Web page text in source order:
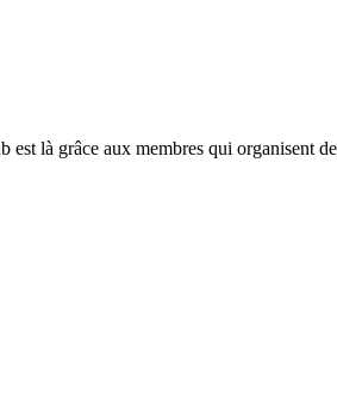
là grâce aux membres qui organisent